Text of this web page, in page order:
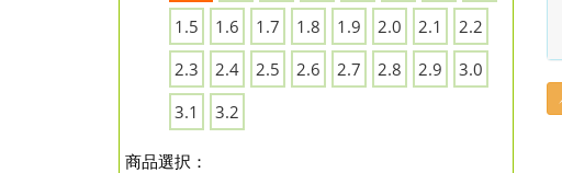
1.5
1.6 1.7 1.8 1.9 2.0 2.1
2.2
2.3
2.4 2.5 2.6 2.7 2.8 2.9
3.0
3.1
3.2
商品選択：